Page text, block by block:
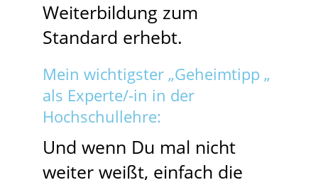
Weiterbildung zum
Standard erhebt.
Mein wichtigster „Geheimtipp „
als Experte/-in in der
Hochschullehre:
Und wenn Du mal nicht
weiter weißt, einfach die